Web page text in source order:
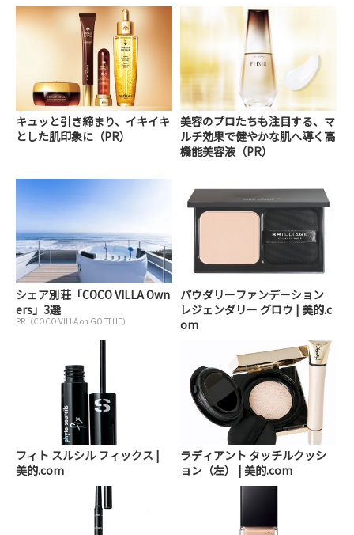
キュッと引き締まり、イキイキ
とした肌印象に（PR）
美容のプロたちも注目する、マ
ルチ効果で健やかな肌へ導く高
機能美容液（PR）
シェア別荘「COCO VILLA Own
ers」3選
PR（COCO VILLA on GOETHE）
パウダリーファンデーション
レジェンダリー グロウ | 美的.c
om
フィト スルシル フィックス |
美的.com
ラディアント タッチルクッシ
ョン（左） | 美的.com